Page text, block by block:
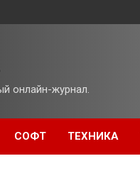
онлайн-журнал.
СОФТ ТЕХНИКА